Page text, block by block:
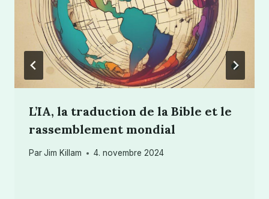
L’IA, la traduction de la Bible et le
rassemblement mondial
ParJim Killam 4. novembre 2024